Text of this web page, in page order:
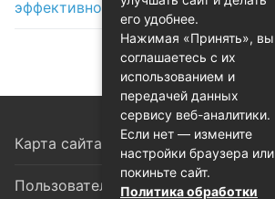
эффективность на первом месте
Карта сайта
Пользовательское соглашение
его удобнее.
Нажимая «Принять», вы
соглашаетесь с их
использованием и
передачей данных
сервису веб-аналитики.
Если нет — измените
настройки браузера или
покиньте сайт.
Политика обработки